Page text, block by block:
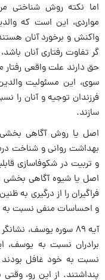
اما نکته روش شناختى
مواردى، این است که
واکنش و برخورد آنان
گر تفاوت رفتارى آنان
حق دارند علت واقعى رفتار
سوى، این مسئولیت
فرزندان توجیه و آنان را
سازند.
اصل یا روش آگاهی بخشى
بهداشت روانی و شناخت
و تربیت در شکوفاسازى
اصل یا شیوه آگاهی
فراگیران را از درگیرى به
و احساسات منفى نسبت‌ به
آیه 89 سوره یوسف،
برادران نسبت‌ به یوسف،
نسبت‌ به خود غافل
پنداشتند. از این رو،